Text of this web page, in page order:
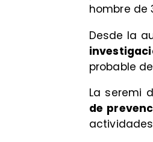
hombre de
Desde la
probable
La seremi
de